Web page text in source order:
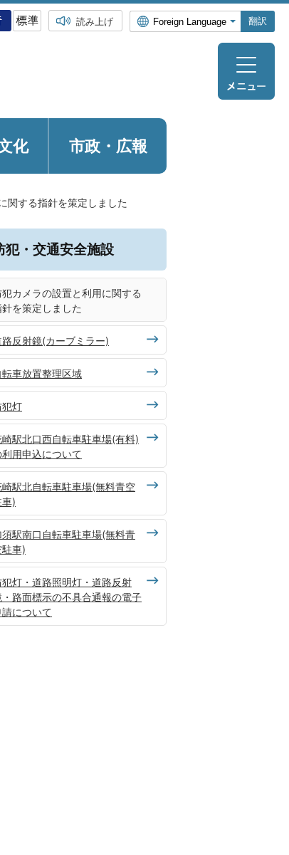
読み上げ 翻訳
化 市政・広報
関する指針を策定しました
犯・交通安全施設
犯カメラの設置と利用に関する
針を策定しました
路反射鏡(カーブミラー)
転車放置整理区域
犯灯
崎駅北口西自転車駐車場(有料)
利用申込について
崎駅北自転車駐車場(無料青空
)
須駅南口自転車駐車場(無料青
駐車)
犯灯・道路照明灯・道路反射
・路面標示の不具合通報の電子
請について